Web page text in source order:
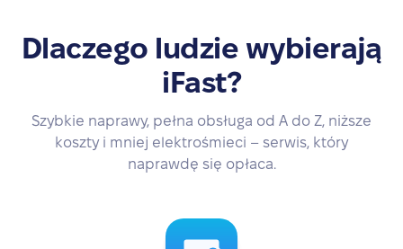
Dlaczego ludzie wybierają
iFast?
Szybkie naprawy, pełna obsługa od A do Z, niższe
koszty i mniej elektrośmieci – serwis, który
naprawdę się opłaca.